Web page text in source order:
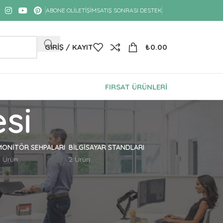
ABONE OLİLETIŞIMSATIŞ SONRASI DESTEK
GIRIŞ / KAYIT ₺0.00
FIRSAT ÜRÜNLERİ
SEHPALARI
Ürün
BILGISAYAR STANDLARI
2 Ürün